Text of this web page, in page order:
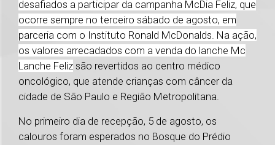
desafiados a participar da campanha McDia Feliz, que
ocorre sempre no terceiro sábado de agosto, em
parceria com o Instituto Ronald McDonalds. Na ação,
os valores arrecadados com a venda do lanche Mc
Lanche Feliz são revertidos ao centro médico
oncológico, que atende crianças com câncer da
cidade de São Paulo e Região Metropolitana.
No primeiro dia de recepção, 5 de agosto, os
calouros foram esperados no Bosque do Prédio